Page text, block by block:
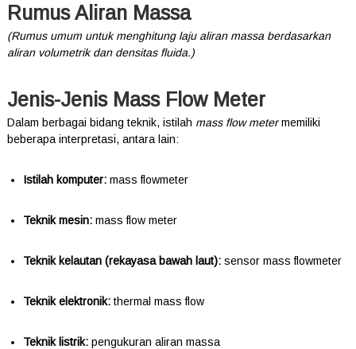
Rumus Aliran Massa
(Rumus umum untuk menghitung laju aliran massa berdasarkan
aliran volumetrik dan densitas fluida.)
Jenis-Jenis Mass Flow Meter
Dalam berbagai bidang teknik, istilah mass flow metermemiliki
beberapa interpretasi, antara lain:
Istilah komputer:mass flowmeter
Teknik mesin:mass flow meter
Teknik kelautan (rekayasa bawah laut):sensor mass flowmeter
Teknik elektronik:thermal mass flow
Teknik listrik:pengukuran aliran massa